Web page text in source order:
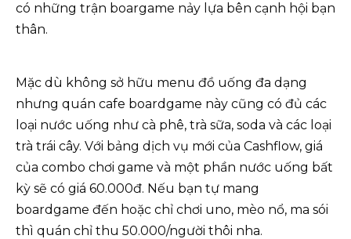
có những trận boargame nảy lựa bên cạnh hội bạn
thân.
Mặc dù không sở hữu menu đồ uống đa dạng
nhưng quán cafe boardgame này cũng có đủ các
loại nước uống như cà phê, trà sữa, soda và các loại
trà trái cây. Với bảng dịch vụ mới của Cashflow, giá
của combo chơi game và một phần nước uống bất
kỳ sẽ có giá 60.000đ. Nếu bạn tự mang
boardgame đến hoặc chỉ chơi uno, mèo nổ, ma sói
thì quán chỉ thu 50.000/người thôi nha.